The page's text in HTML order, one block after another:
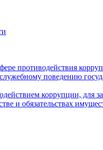
противодействия
поведению
коррупции, для
и обязательствах